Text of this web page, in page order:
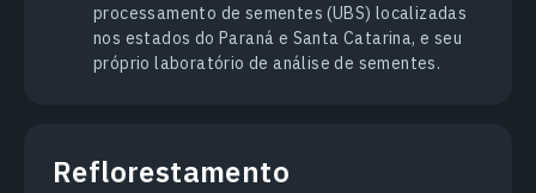
processamento de sementes (UBS) localizadas
nos estados do Paraná e Santa Catarina, e seu
próprio laboratório de análise de sementes.
Reflorestamento